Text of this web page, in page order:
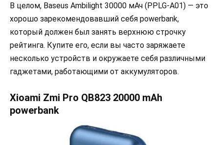
В целом, Baseus Ambilight 30000 мАч (PPLG-A01) — это
хорошо зарекомендовавший себя powerbank,
который должен был занять верхнюю строчку
рейтинга. Купите его, если вы часто заряжаете
несколько устройств и окружаете себя различными
гаджетами, работающими от аккумуляторов.
Xioami Zmi Pro QB823 20000 mAh
powerbank